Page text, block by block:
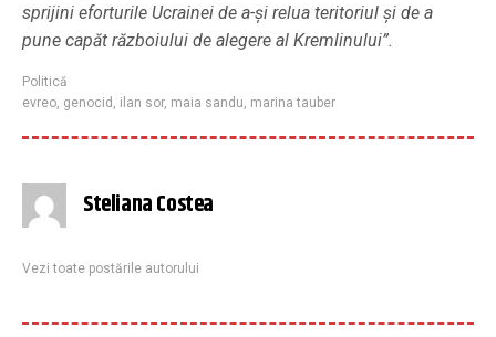
sprijini eforturile Ucrainei de a-și relua teritoriul și de a
pune capăt războiului de alegere al Kremlinului”.
Politică
evreo genocid ilan sor, maia sandu marina tauber
Steliana Costea
Vezi toate postările autorului